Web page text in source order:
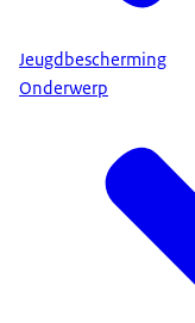
Jeugdbescherming
Onderwerp